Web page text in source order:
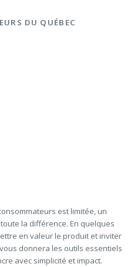
DU QUÉBEC
est limitée, un
la différence. En quelques
en valeur le produit et inviter
donnera les outils essentiels
avec simplicité et impact.